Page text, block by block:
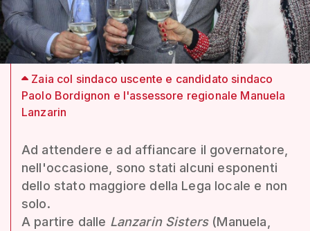
Zaia col sindaco uscente e candidato sindaco
Paolo Bordignon e l'assessore regionale Manuela
Lanzarin
Ad attendere e ad affiancare il governatore,
nell'occasione, sono stati alcuni esponenti
dello stato maggiore della Lega locale e non
solo.
A partire dalle Lanzarin Sisters(Manuela,